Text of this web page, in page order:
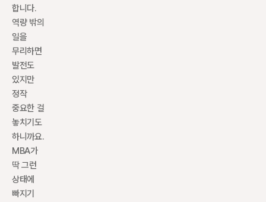
합니다.
역량 밖의
일을
무리하면
발전도
있지만
정작
중요한 걸
놓치기도
하니까요.
MBA가
딱 그런
상태에
빠지기